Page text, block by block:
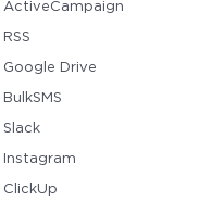
ActiveCampaign
RSS
Google Drive
BulkSMS
Slack
Instagram
ClickUp